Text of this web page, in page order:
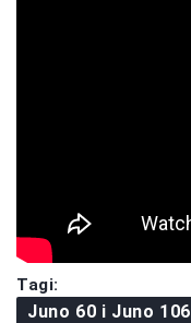
Tagi:
Juno 60 i Juno 106